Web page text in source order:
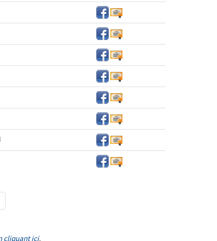
cliquant ici.